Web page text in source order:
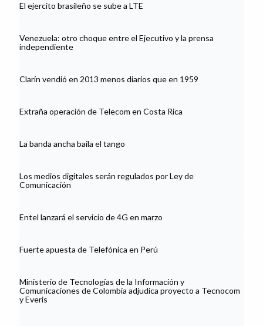
El ejercito brasileño se sube a LTE
Venezuela: otro choque entre el Ejecutivo y la prensa
independiente
Clarín vendió en 2013 menos diarios que en 1959
Extraña operación de Telecom en Costa Rica
La banda ancha baila el tango
Los medios digitales serán regulados por Ley de
Comunicación
Entel lanzará el servicio de 4G en marzo
Fuerte apuesta de Telefónica en Perú
Ministerio de Tecnologías de la Información y
Comunicaciones de Colombia adjudica proyecto a Tecnocom
y Everis